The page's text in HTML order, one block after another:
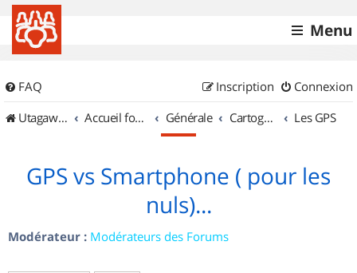
Menu
FAQ Connexion
Inscription
UtagawaVTT (Randos VTT et VTTAE avec traces GPS)
Accueil forum Générale Cartographie et GPS Les GPS
GPS vs Smartphone ( pour les
nuls)...
Modérateur : Modérateurs des Forums